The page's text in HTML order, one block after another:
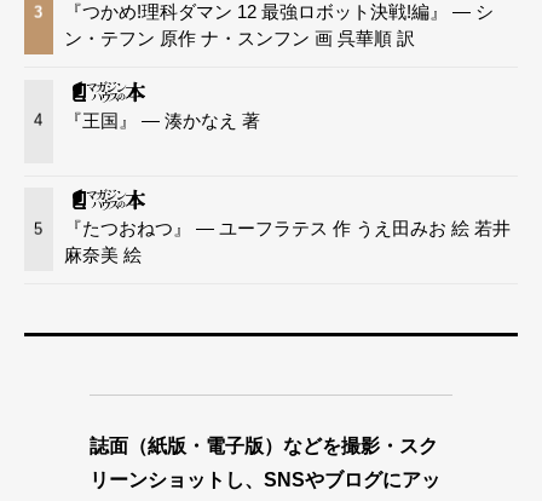
3
『つかめ!理科ダマン 12 最強ロボット決戦!編』 — シ
ン・テフン 原作 ナ・スンフン 画 呉華順 訳
4 『王国』 — 湊かなえ 著
5
『たつおねつ』 — ユーフラテス 作 うえ田みお 絵 若井
麻奈美 絵
誌面（紙版・電子版）などを撮影・スク
リーンショットし、SNSやブログにアッ